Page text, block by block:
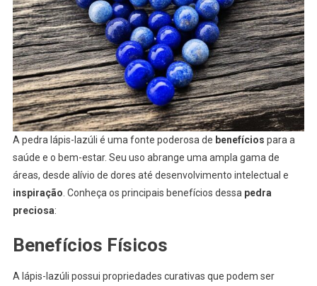
A pedra lápis-lazúli é uma fonte poderosa de benefícios para a
saúde e o bem-estar. Seu uso abrange uma ampla gama de
áreas, desde alívio de dores até desenvolvimento intelectual e
inspiração . Conheça os principais benefícios dessa pedra
preciosa:
Benefícios Físicos
A lápis-lazúli possui propriedades curativas que podem ser